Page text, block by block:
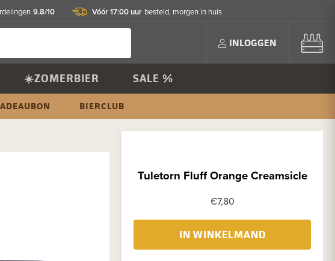
9.8/10 Vóór 17:00 uur besteld, morgen in huis
INLOGGEN
☀️ZOMERBIER SALE %
BIERCLUB
Tuletorn Fluff Orange Creamsicle
€7,80
IN WINKELMAND